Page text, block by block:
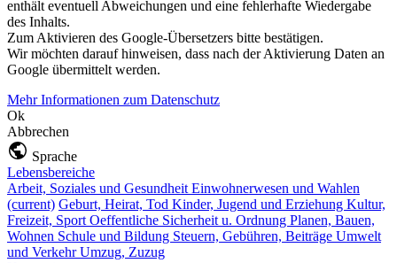
enthält eventuell Abweichungen und eine fehlerhafte Wiedergabe
des Inhalts.
Zum Aktivieren des Google-Übersetzers bitte bestätigen.
Wir möchten darauf hinweisen, dass nach der Aktivierung Daten an
Google übermittelt werden.
Mehr Informationen zum Datenschutz
Ok
Abbrechen
Sprache
Lebensbereiche
Arbeit, Soziales und Gesundheit Einwohnerwesen und Wahlen
(current) Geburt, Heirat, Tod Kinder, Jugend und Erziehung Kultur,
Freizeit, Sport Oeffentliche Sicherheit u. Ordnung Planen, Bauen,
Wohnen Schule und Bildung Steuern, Gebühren, Beiträge Umwelt
und VerkehrUmzug, Zuzug